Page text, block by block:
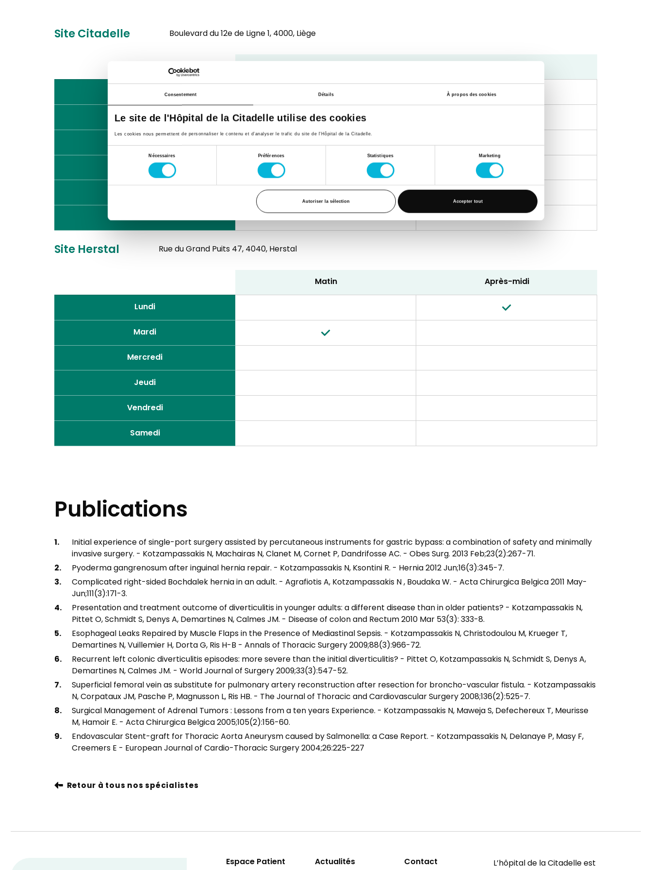
Consentement Détails À propos des cookies
Le site de l'Hôpital de la Citadelle utilise des cookies
Les cookies nous permettent de personnaliser le contenu et d’analyser le trafic du site de l'Hôpital de la Citadelle.
Nécessaires Préférences Statistiques Marketing
Autoriser la sélection Accepter tout
Site Citadelle Boulevard du 12e de Ligne 1, 4000, Liège
Mardi
Mercredi
Jeudi
Samedi
Site Herstal Rue du Grand Puits 47, 4040, Herstal
Matin
Après-midi
Lundi
Mardi
Mercredi
Jeudi
Vendredi
Samedi
Publications
Initial experience of single-port surgery assisted by percutaneous instruments for gastric bypass: a combination of safety and minimally
invasive surgery. - Kotzampassakis N, Machairas N, Clanet M, Cornet P, Dandrifosse AC. - Obes Surg. 2013 Feb;23(2):267-71.
Pyoderma gangrenosum after inguinal hernia repair. - Kotzampassakis N, Ksontini R. - Hernia 2012 Jun;16(3):345-7.
Complicated right-sided Bochdalek hernia in an adult. - Agrafiotis A, Kotzampassakis N , Boudaka W. - Acta Chirurgica Belgica 2011 May-
Jun;111(3):171-3.
Presentation and treatment outcome of diverticulitis in younger adults: a different disease than in older patients? - Kotzampassakis N,
Pittet O, Schmidt S, Denys A, Demartines N, Calmes JM. - Disease of colon and Rectum 2010 Mar 53(3): 333-8.
Esophageal Leaks Repaired by Muscle Flaps in the Presence of Mediastinal Sepsis. - Kotzampassakis N, Christodoulou M, Krueger T,
Demartines N, Vuillemier H, Dorta G, Ris H-B - Annals of Thoracic Surgery 2009;88(3):966-72.
Recurrent left colonic diverticulitis episodes: more severe than the initial diverticulitis? - Pittet O, Kotzampassakis N, Schmidt S, Denys A,
Demartines N, Calmes JM. - World Journal of Surgery 2009;33(3):547-52.
Superficial femoral vein as substitute for pulmonary artery reconstruction after resection for broncho-vascular fistula. - Kotzampassakis
N, Corpataux JM, Pasche P, Magnusson L, Ris HB. - The Journal of Thoracic and Cardiovascular Surgery 2008;136(2):525-7.
Surgical Management of Adrenal Tumors : Lessons from a ten years Experience. - Kotzampassakis N, Maweja S, Defechereux T, Meurisse
M, Hamoir E. - Acta Chirurgica Belgica 2005;105(2):156-60.
Endovascular Stent-graft for Thoracic Aorta Aneurysm caused by Salmonella: a Case Report. - Kotzampassakis N, Delanaye P, Masy F,
Creemers E - European Journal of Cardio-Thoracic Surgery 2004;26:225-227
Retour à tous nos spécialistes
Espace Patient Actualités Contact
L’hôpital de la Citadelle est